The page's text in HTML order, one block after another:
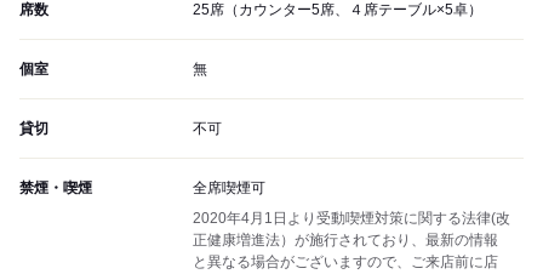
席数 25席（カウンター5席、４席テーブル×5卓）
個室 無
貸切 不可
禁煙・喫煙
全席喫煙可
2020年4月1日より受動喫煙対策に関する法律(改
正健康増進法）が施行されており、最新の情報
と異なる場合がございますので、ご来店前に店